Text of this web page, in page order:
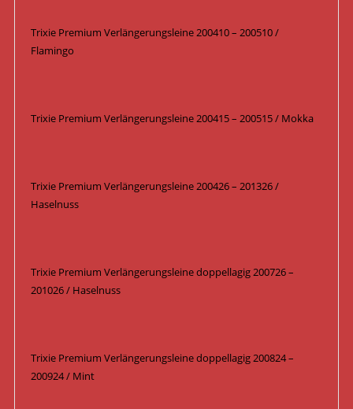
Trixie Premium Verlängerungsleine 200410 – 200510 /
Flamingo
Trixie Premium Verlängerungsleine 200415 – 200515 / Mokka
Trixie Premium Verlängerungsleine 200426 – 201326 /
Haselnuss
Trixie Premium Verlängerungsleine doppellagig 200726 –
201026 / Haselnuss
Trixie Premium Verlängerungsleine doppellagig 200824 –
200924 / Mint